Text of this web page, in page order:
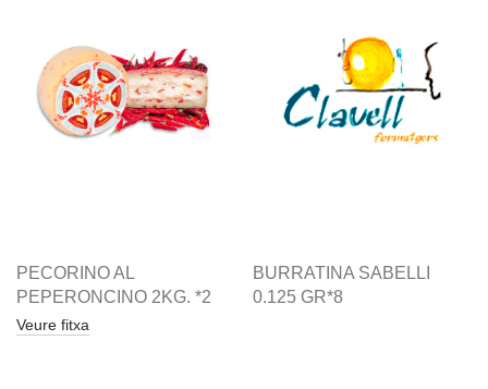
PECORINO AL
PEPERONCINO 2KG. *2
Veure fitxa
BURRATINA SABELLI
0.125 GR*8